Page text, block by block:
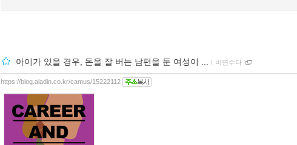
아이가 있을 경우, 돈을 잘 버는 남편을 둔 여성이 ... ｌ 비연수다
https://blog.aladin.co.kr/camus/15222112